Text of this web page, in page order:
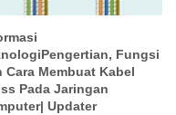
Fungsi
Cara Membuat Kabel
Pada Jaringan
Updater